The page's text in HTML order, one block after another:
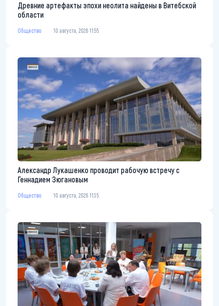
Древние артефакты эпохи неолита найдены в Витебской
области
Общество 10 августа, 2026 11:55
Александр Лукашенко проводит рабочую встречу с
Геннадием Зюгановым
Общество 10 августа, 2026 11:35